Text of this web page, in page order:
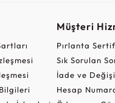
Müşteri
Pırlanta
Sık Sorulan
İade ve
Hesap